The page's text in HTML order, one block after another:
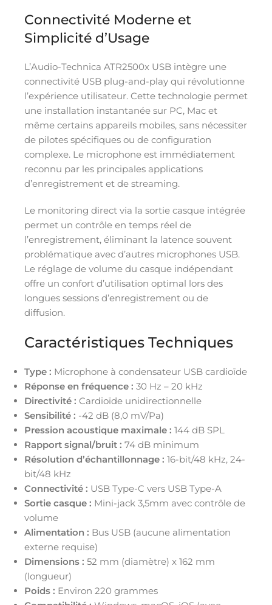
Connectivité Moderne et
Simplicité d’Usage
L’Audio-Technica ATR2500x USB intègre une
connectivité USB plug-and-play qui révolutionne
l’expérience utilisateur. Cette technologie permet
une installation instantanée sur PC, Mac et
même certains appareils mobiles, sans nécessiter
de pilotes spécifiques ou de configuration
complexe. Le microphone est immédiatement
reconnu par les principales applications
d’enregistrement et de streaming.
Le monitoring direct via la sortie casque intégrée
permet un contrôle en temps réel de
l’enregistrement, éliminant la latence souvent
problématique avec d’autres microphones USB.
Le réglage de volume du casque indépendant
offre un confort d’utilisation optimal lors des
longues sessions d’enregistrement ou de
diffusion.
Caractéristiques Techniques
Type : Microphone à condensateur USB cardioïde
Réponse en fréquence : 30 Hz – 20 kHz
Directivité : Cardioïde unidirectionnelle
Sensibilité : -42 dB (8,0 mV/Pa)
Pression acoustique maximale : 144 dB SPL
Rapport signal/bruit : 74 dB minimum
Résolution d’échantillonnage : 16-bit/48 kHz, 24-
bit/48 kHz
Connectivité : USB Type-C vers USB Type-A
Sortie casque : Mini-jack 3,5mm avec contrôle de
volume
Alimentation : Bus USB (aucune alimentation
externe requise)
Dimensions : 52 mm (diamètre) x 162 mm
(longueur)
Poids : Environ 220 grammes